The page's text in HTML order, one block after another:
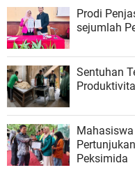
Prodi
sejumlah
Sentuhan
Peksimida